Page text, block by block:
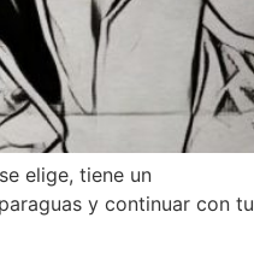
elige, tiene un
y continuar con tu